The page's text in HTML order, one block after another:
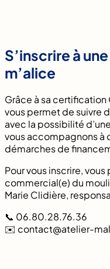
S’inscrire à
m’alice
Grâce à sa certification
vous permet de suivre
avec la possibilité
vous accompagnons à
démarches de
Pour vous inscrire,
commercial(e) du
Marie Clidière,
📞 06.80.28.76.36
✉️ contact@atelier-